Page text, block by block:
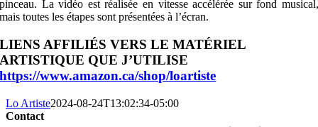
pinceau. La vidéo est réalisée en vitesse accélérée sur fond musical,
mais toutes les étapes sont présentées à l’écran.
LIENS AFFILIÉS VERS LE MATÉRIEL
ARTISTIQUE QUE J’UTILISE
https://www.amazon.ca/shop/loartiste
Lo Artiste2024-08-24T13:02:34-05:00
Contact